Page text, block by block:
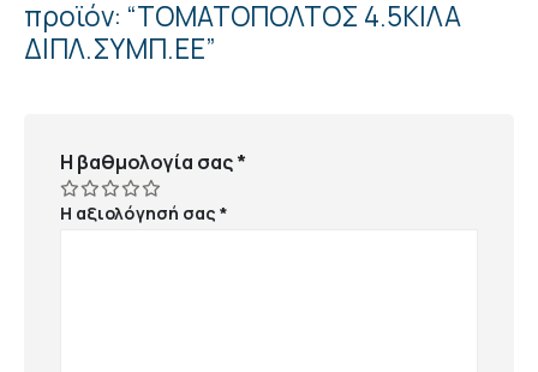
προϊόν: “ΤΟΜΑΤΟΠΟΛΤΟΣ 4.5ΚΙΛΑ
ΔΙΠΛ.ΣΥΜΠ.ΕΕ”
Η βαθμολογία σας*
Η αξιολόγησή σας*